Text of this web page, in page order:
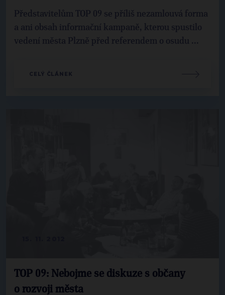
Představitelům TOP 09 se příliš nezamlouvá forma
a ani obsah informační kampaně, kterou spustilo
vedení města Plzně před referendem o osudu ...
CELÝ ČLÁNEK
TOP 09: Nebojme se diskuze s občany
o rozvoji města